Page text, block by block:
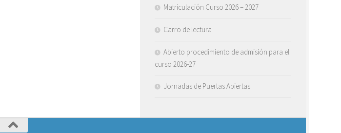
Matriculación Curso 2026 – 2027
Carro de lectura
Abierto procedimiento de admisión para el
curso 2026-27
Jornadas de Puertas Abiertas